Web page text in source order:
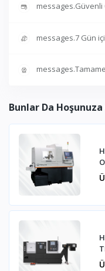
messages.Güvenli
messages.7 Gün
Bunlar Da